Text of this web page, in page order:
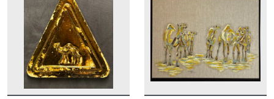
DETAILS DETAILS